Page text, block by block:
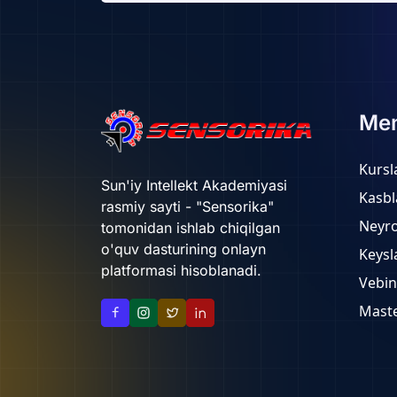
Sun'iy Intellekt Akademiyasi
rasmiy sayti - "Sensorika"
tomonidan ishlab chiqilgan
o'quv dasturining onlayn
platformasi hisoblanadi.